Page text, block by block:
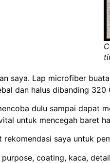
saya. Lap microfiber
dan halus dibanding 320
dulu sampai dapat
untuk mencegah baret
rekomendasi saya untuk
coating, kaca,